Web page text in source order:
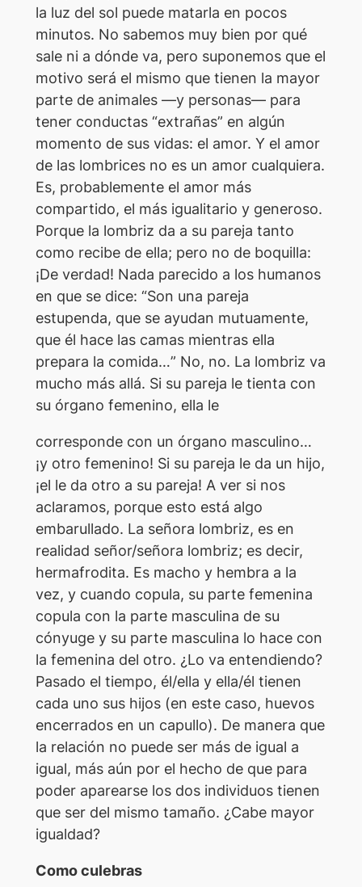
la luz del sol puede matarla en pocos
minutos. No sabemos muy bien por qué
sale ni a dónde va, pero suponemos que el
motivo será el mismo que tienen la mayor
parte de animales —y personas— para
tener conductas “extrañas” en algún
momento de sus vidas: el amor. Y el amor
de las lombrices no es un amor cualquiera.
Es, probablemente el amor más
compartido, el más igualitario y generoso.
Porque la lombriz da a su pareja tanto
como recibe de ella; pero no de boquilla:
¡De verdad! Nada parecido a los humanos
en que se dice: “Son una pareja
estupenda, que se ayudan mutuamente,
que él hace las camas mientras ella
prepara la comida…” No, no. La lombriz va
mucho más allá. Si su pareja le tienta con
su órgano femenino, ella le
corresponde con un órgano masculino…
¡y otro femenino! Si su pareja le da un hijo,
¡el le da otro a su pareja! A ver si nos
aclaramos, porque esto está algo
embarullado. La señora lombriz, es en
realidad señor/señora lombriz; es decir,
hermafrodita. Es macho y hembra a la
vez, y cuando copula, su parte femenina
copula con la parte masculina de su
cónyuge y su parte masculina lo hace con
la femenina del otro. ¿Lo va entendiendo?
Pasado el tiempo, él/ella y ella/él tienen
cada uno sus hijos (en este caso, huevos
encerrados en un capullo). De manera que
la relación no puede ser más de igual a
igual, más aún por el hecho de que para
poder aparearse los dos individuos tienen
que ser del mismo tamaño. ¿Cabe mayor
igualdad?
Como culebras